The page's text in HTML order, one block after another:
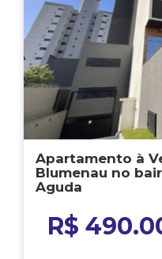
Apartamento à
Blumenau no
Aguda
R$